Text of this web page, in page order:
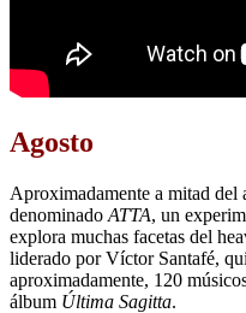
Agosto
Aproximadamente a mitad del
denominado ATTA, un
explora muchas facetas del
liderado por Víctor Santafé,
aproximadamente, 120
álbum Última Sagitta.